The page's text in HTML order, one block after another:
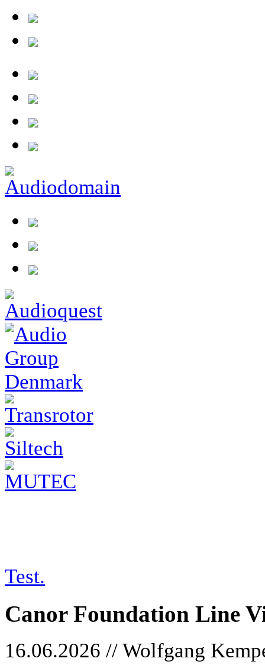
Test.
Canor Foundation Line
16.06.2026 // Wolfgang